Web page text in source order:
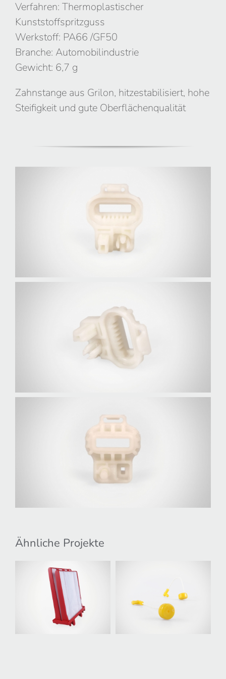
Verfahren: Thermoplastischer
Kunststoffspritzguss
Werkstoff: PA66 /GF50
Branche: Automobilindustrie
Gewicht: 6,7 g
Zahnstange aus Grilon, hitzestabilisiert, hohe
Steifigkeit und gute Oberflächenqualität
Ähnliche Projekte
Filterelement Seile